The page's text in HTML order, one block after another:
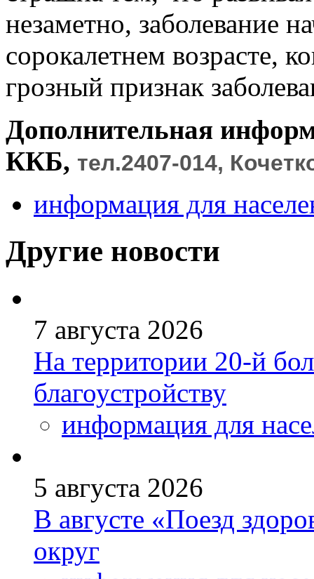
незаметно, заболевание
сорокалетнем возрасте,
грозный признак
Дополнительная
ККБ, тел.2407-014,
информация для
Другие новости
7 августа 2026
На территории 20-й
благоустройству
информация для
5 августа 2026
В августе «Поезд
округ